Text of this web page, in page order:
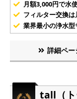
月額3,000円で水
フィルター交換
業界最小の浄水
詳細ペー
tall（ト